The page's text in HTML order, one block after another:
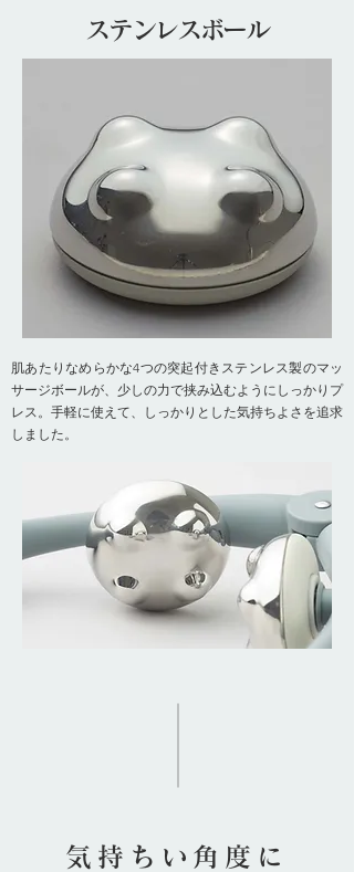
ステンレスボール
肌あたりなめらかな4つの突起付きステンレス製のマッ
サージボールが、少しの力で挟み込むようにしっかりプ
レス。手軽に使えて、しっかりとした気持ちよさを追求
しました。
気持ちい角度に